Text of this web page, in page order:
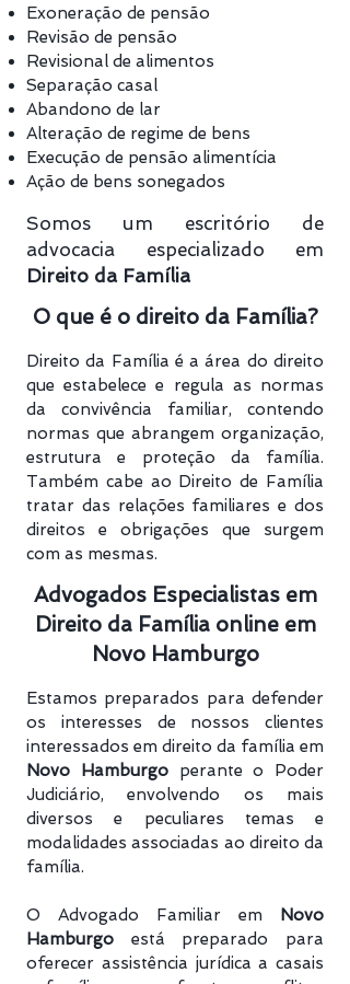
Exoneração de pensão
Revisão de pensão
Revisional de alimentos
Separação casal
Abandono de lar
Alteração de regime de bens
Execução de pensão alimentícia
Ação de bens sonegados
Somos um escritório de
advocacia especializado em
Direito da Família
O que é o direito da Família?
Direito da Família é a área do direito
que estabelece e regula as normas
da convivência familiar, contendo
normas que abrangem organização,
estrutura e proteção da família.
Também cabe ao Direito de Família
tratar das relações familiares e dos
direitos e obrigações que surgem
com as mesmas.
Advogados Especialistas em
Direito da Família online em
Novo Hamburgo
Estamos preparados para defender
os interesses de nossos clientes
interessados em direito da família em
Novo Hamburgoperante o Poder
Judiciário, envolvendo os mais
diversos e peculiares temas e
modalidades associadas ao direito da
família.
O Advogado Familiar em Novo
Hamburgo está preparado para
oferecer assistência jurídica a casais